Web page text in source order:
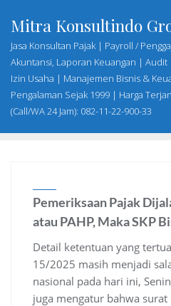
content
Mitra Konsultindo
Jasa Konsultan Pajak | Payroll /
Akuntansi, Laporan Keuangan |
Izin Usaha | Manajemen Bisnis &
Pengalaman Sejak 1999 | Harga
(Call/WA 24 Jam): 082-11-22-900-33
Pemeriksaan Pajak
atau PAHP, Maka SKP
Detail ketentuan yang
15/2025 masih menjadi
nasional pada hari ini,
juga mengatur bahwa surat